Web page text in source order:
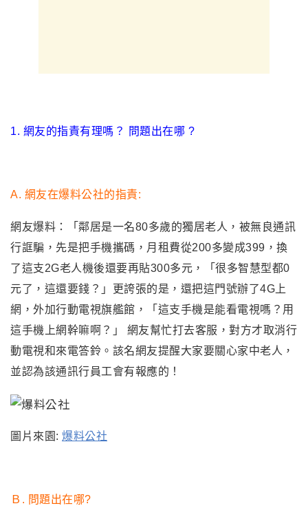
1. 網友的指責有理嗎？ 問題出在哪 ?
A. 網友在爆料公社的指責:
網友爆料： 「 鄰居是一名80多歲的獨居老人，被無良通訊
行誆騙，先是把手機攜碼，月租費從200多變成399，換
了這支2G老人機後還要再貼300多元，「很多智慧型都0
元了，這還要錢？」更誇張的是，還把這門號辦了4G上
網，外加行動電視旗艦館，「這支手機是能看電視嗎？用
這手機上網幹嘛啊？」 網友幫忙打去客服，對方才取消行
動電視和來電答鈴 。該名網友提醒大家要關心家中老人 ，
並認為該通訊行員工會有報應的！
圖片來園: 爆料公社
Ｂ. 問題出在哪?